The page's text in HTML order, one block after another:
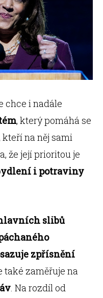
chce i nadále
, který pomáhá se
na něj sami
že její prioritou je
i potraviny
slibů
zpřísnění
také zaměřuje na
. Na rozdíl od